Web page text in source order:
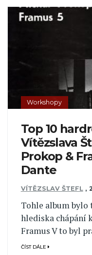
Workshopy
Top 10
Vítězslava
Prokop &
Dante
VÍTĚZSLAV ŠTEFL ,
Tohle album bylo
hlediska chápání
Framus V to byl
ČÍST DÁLE